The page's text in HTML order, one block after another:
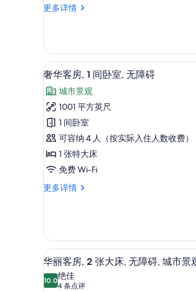
卧
市
景
观
的
所
有
照
片
更多详情
尊
1
间
卧
城
市
景
观
更
多
信
息
显
示
奢
华
客
房,
1
间
卧
障
碍
的
所
5
奢华客房, 1 间卧室, 无障碍
城市景观
1001 平方英尺
1 间卧室
可容纳 4 人（按实际入住人数收费）
1 张特大床
免费 Wi-Fi
更多详情
奢
间
卧
室,
无
障
显
示
华
高档床
3
华丽客房, 2 张大床, 无障碍, 城市景
10.010.0 分，满分 10 分
绝佳
4 条点评
(4